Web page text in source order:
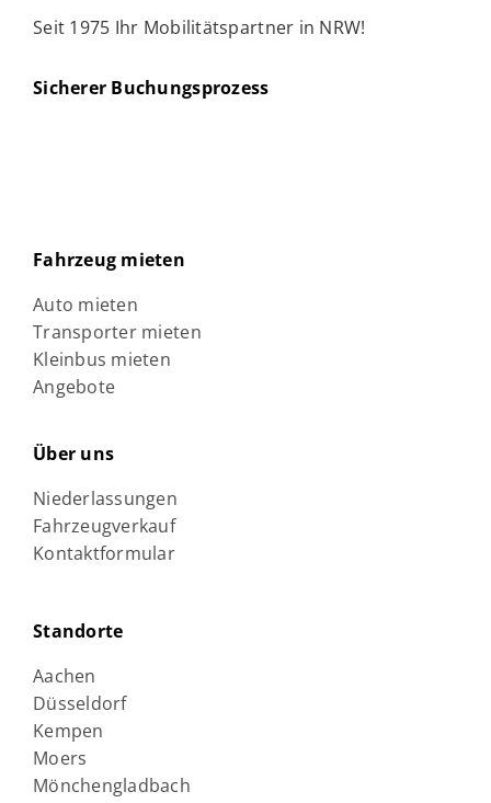
Seit 1975 Ihr Mobilitätspartner in NRW!
Sicherer Buchungsprozess
Fahrzeug mieten
Auto mieten
Transporter mieten
Kleinbus mieten
Angebote
Über uns
Niederlassungen
Fahrzeugverkauf
Kontaktformular
Standorte
Aachen
Düsseldorf
Kempen
Moers
Mönchengladbach